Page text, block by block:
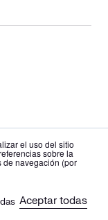
el uso del sitio
sobre la
de navegación (por
Aceptar todas
a Cuerva a
Innovación
de proyectos
Grids.